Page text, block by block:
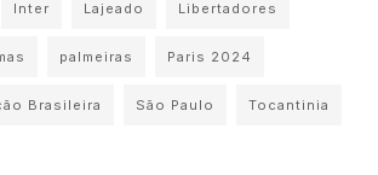
Inter Lajeado Libertadores
palmeiras Paris 2024
Brasileira São Paulo Tocantinia